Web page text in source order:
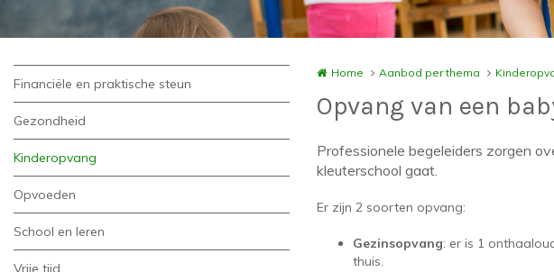
Financiële en praktische steun
Gezondheid
Kinderopvang
Opvoeden
School en leren
Vrije tijd
Home Aanbod per thema
Opvang van een
Professionele begeleiders zorgen
kleuterschool gaat.
Er zijn 2 soorten opvang:
Gezinsopvang: er is 1
thuis.